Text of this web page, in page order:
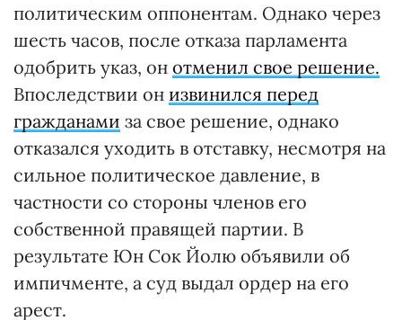
политическим оппонентам. Однако через
шесть часов, после отказа парламента
одобрить указ, он отменил свое решение.
Впоследствии он извинился перед
гражданами за свое решение, однако
отказался уходить в отставку, несмотря на
сильное политическое давление, в
частности со стороны членов его
собственной правящей партии. В
результате Юн Сок Йолю объявили об
импичменте, а суд выдал ордер на его
арест.